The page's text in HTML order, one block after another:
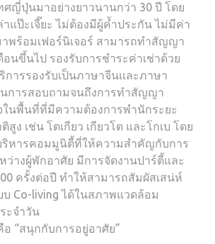
ศญี่ปุ่นมาอย่างยาวนานกว่า 30 ปี โดย
แป๊ะเจี๊ยะ ไม่ต้องมีผู้ค้ำประกัน ไม่มีค่า
พร้อมเฟอร์นิเจอร์ สามารถทำสัญญา
อนขึ้นไป รองรับการชำระค่าเช่าด้วย
การรองรับเป็นภาษาจีนและภาษา
การสอบถามจนถึงการทำสัญญา
ในพื้นที่ที่มีความต้องการพำนักระยะ
สูง เช่น โตเกียว เกียวโต และโกเบ โดย
ริหารคอมมูนิตี้ที่ให้ความสำคัญกับการ
างผู้พักอาศัย มีการจัดงานปาร์ตี้และ
ครั้งต่อปี ทำให้สามารถสัมผัสเสน่ห์
Co-living ได้ในสภาพแวดล้อม
ะจำวัน
“สนุกกับการอยู่อาศัย”